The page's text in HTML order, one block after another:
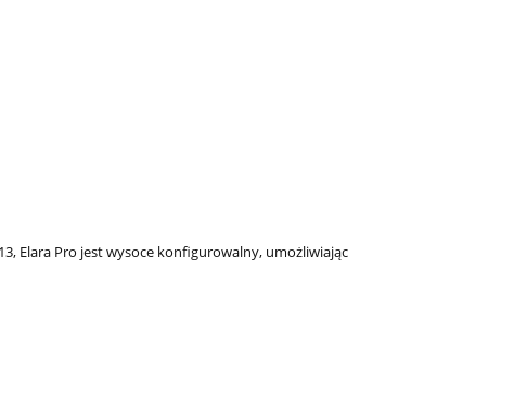
Elara Pro jest wysoce konfigurowalny, umożliwiając